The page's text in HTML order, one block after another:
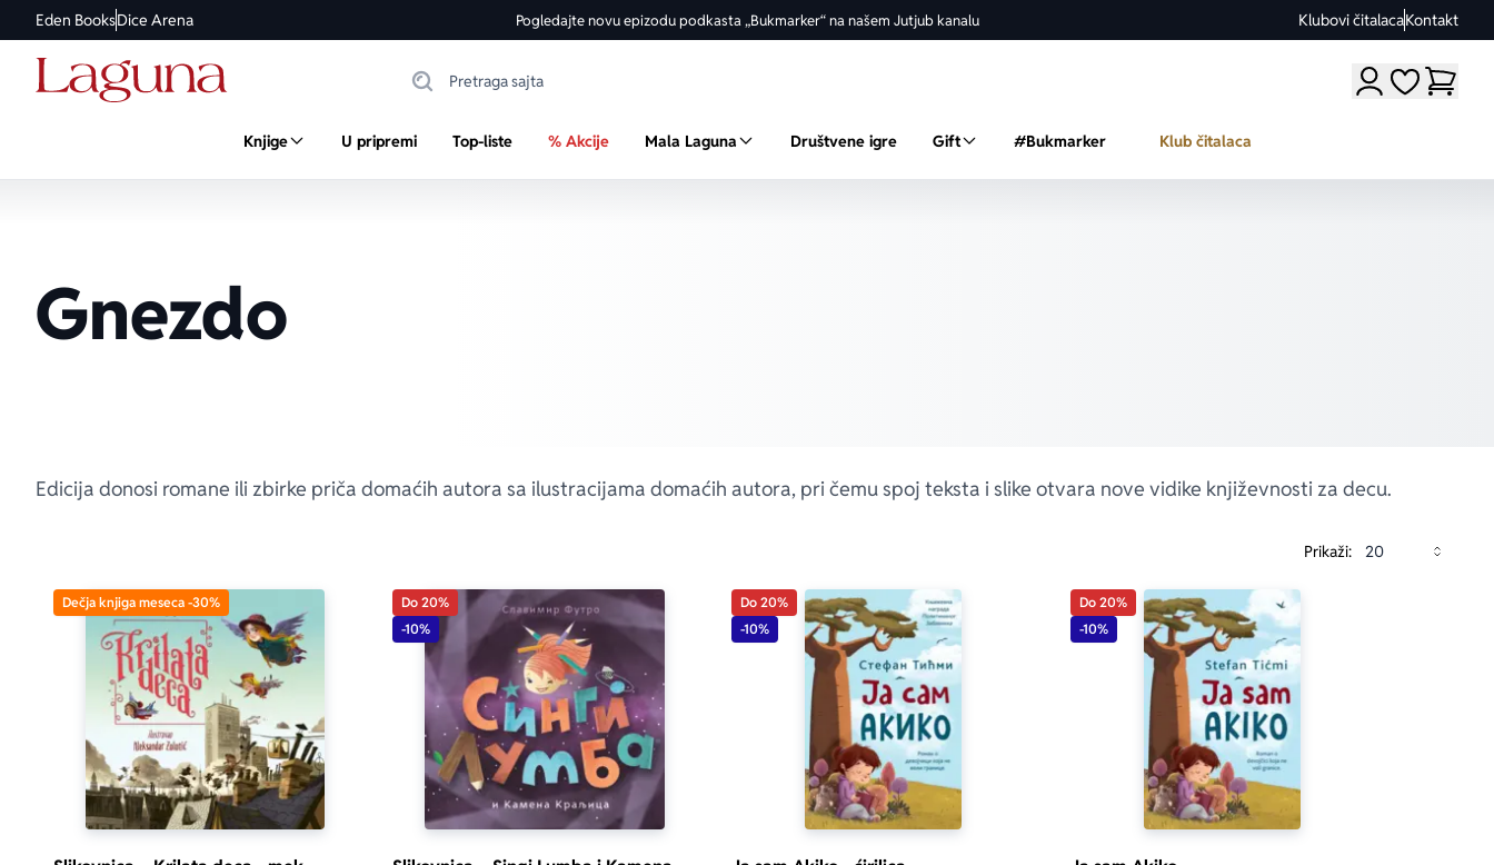
Eden BooksDice Arena Pogledajte novu epizodu podkasta „Bukmarker“ na našem Jutjub kanalu Klubovi čitalacaKontakt
Moji omiljeni
Knjige U pripremi Top-liste % Akcije Mala Laguna Društvene igre Gift #Bukmarker Klub čitalaca
Gnezdo
Edicija donosi romane ili zbirke priča domaćih autora sa ilustracijama domaćih autora, pri čemu spoj teksta i slike otvara nove vidike književnosti za decu.
Prikaži:
Dečja knjiga meseca -30%
Do 20%
-10%
Do 20%
-10%
Do 20%
-10%